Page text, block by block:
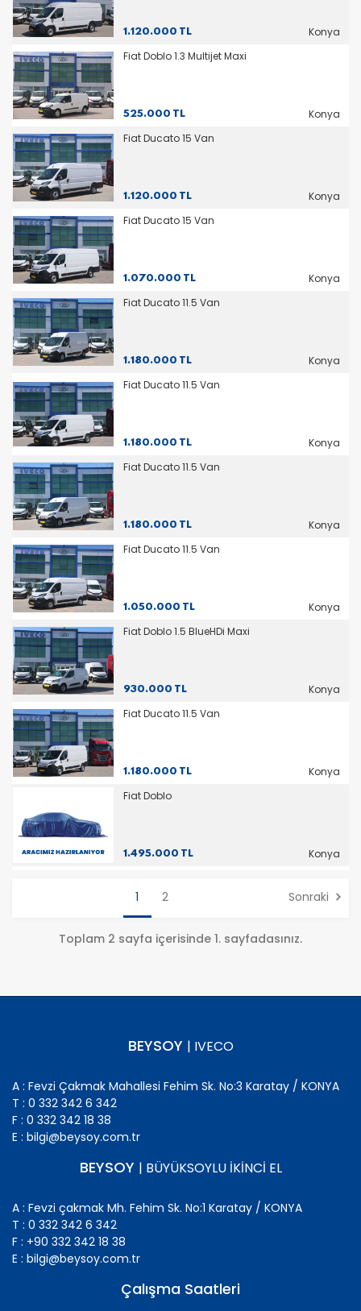
1.120.000 TL
Konya
Fiat Doblo 1.3 Multijet Maxi
525.000 TL
Konya
Fiat Ducato 15 Van
1.120.000 TL
Konya
Fiat Ducato 15 Van
1.070.000 TL
Konya
Fiat Ducato 11.5 Van
1.180.000 TL
Konya
Fiat Ducato 11.5 Van
1.180.000 TL
Konya
Fiat Ducato 11.5 Van
1.180.000 TL
Konya
Fiat Ducato 11.5 Van
1.050.000 TL
Konya
Fiat Doblo 1.5 BlueHDi Maxi
930.000 TL
Konya
Fiat Ducato 11.5 Van
1.180.000 TL
Konya
Fiat Doblo
1.495.000 TL Konya
1 2 Sonraki
Toplam 2 sayfa içerisinde 1. sayfadasınız.
BEYSOY | IVECO
A : Fevzi Çakmak Mahallesi Fehim Sk. No:3 Karatay / KONYA
T : 0 332 342 6 342
F : 0 332 342 18 38
E : bilgi@beysoy.com.tr
BEYSOY | BÜYÜKSOYLU İKİNCİ EL
A : Fevzi çakmak Mh. Fehim Sk. No:1 Karatay / KONYA
T : 0 332 342 6 342
F : +90 332 342 18 38
E : bilgi@beysoy.com.tr
Çalışma Saatleri